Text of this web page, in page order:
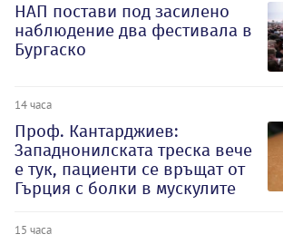
НАП постави под засилено
наблюдение два фестивала в
Бургаско
14 часа
Проф. Кантарджиев:
Западнонилската треска вече
е тук, пациенти се връщат от
Гърция с болки в мускулите
15 часа